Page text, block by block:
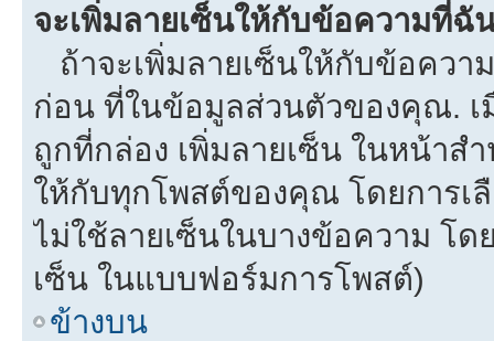
จะเพิ่มลายเซ็นให้กับข้อความที่ฉั
ถ้าจะเพิ่มลายเซ็นให้กับข้อคว
ก่อน ที่ในข้อมูลส่วนตัวของคุณ.
ถูกที่กล่อง เพิ่มลายเซ็น ในหน้าส
ให้กับทุกโพสต์ของคุณ โดยการ
ไม่ใช้ลายเซ็นในบางข้อความ โด
เซ็น ในแบบฟอร์มการโพสต์)
ข้างบน